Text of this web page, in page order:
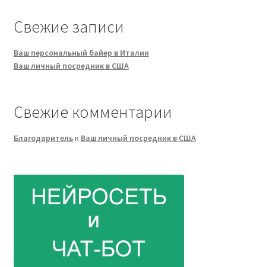
Свежие записи
Ваш персональный байер в Италии
Ваш личный посредник в США
Свежие комментарии
Благодарительк Ваш личный посредник в США